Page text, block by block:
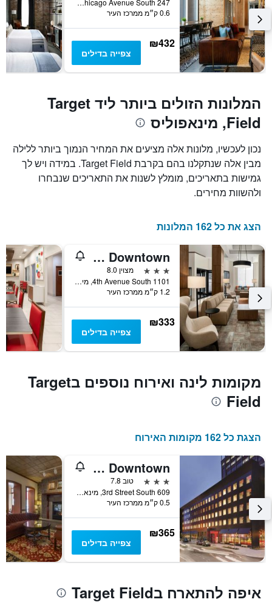
247 Chicago Avenue South, מינאפוליס, MN, ארצות הברית
0.6 ק״מ ממרכז העיר
₪432
צפייה בדילים
המלונות הזולים ביותר ליד Target
Field, מינאפוליס
נכון לעכשיו, מלונות אלה מציעים את המחיר הנמוך ביותר ללילה
מבין אלה שנתקלנו בהם בקרבת Target Field. במידה ויש לך
גמישות בתאריכים, מומלץ לשנות את התאריכים שנבחרו
ולהשוות מחירים.
הצג את כל 162 המלונות
Hilton Garden Inn Minneapolis Downtown
3 כוכבים
מצוין 8.0
1101 4th Avenue South, מינאפוליס, MN, ארצות הברית
1.2 ק״מ ממרכז העיר
₪333
צפייה בדילים
מקומות לינה ואירוח נוספים בTarget
Field
הצגת כל 162 מקומות האירוח
Radisson RED Minneapolis Downtown
3 כוכבים
טוב 7.8
609 3rd Street South, מינאפוליס, MN, ארצות הברית
0.5 ק״מ ממרכז העיר
₪365
צפייה בדילים
איפה להתארח בTarget Field